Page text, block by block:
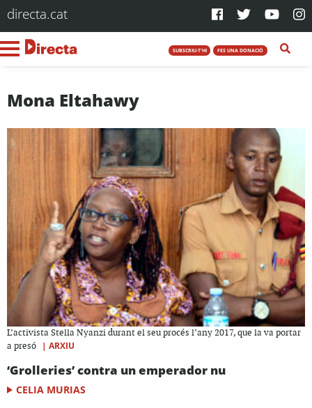
directa.cat
SUBSCRIU-T'HI FES UNA DONACIÓ
Mona Eltahawy
L’activista Stella Nyanzi durant el seu procés l’any 2017, que la va portar
a presó
| ARXIU
‘Grolleries’ contra un emperador nu
CELIA MURIAS